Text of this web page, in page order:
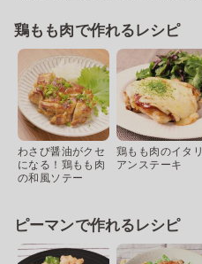
鶏もも肉で作れるレシピ
わさび醤油がクセ
になる！鶏もも肉
の和風ソテー
鶏もも肉のイタリ
アンステーキ
ピーマンで作れるレシピ